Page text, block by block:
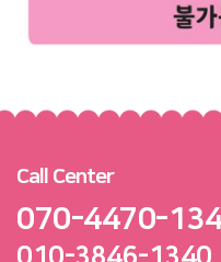
Call Center
070-4470-